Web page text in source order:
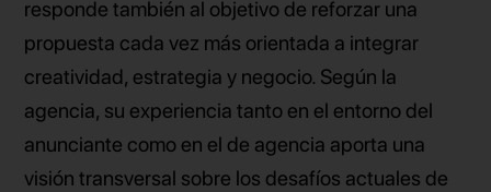
responde también al objetivo de reforzar una
propuesta cada vez más orientada a integrar
creatividad, estrategia y negocio. Según la
agencia, su experiencia tanto en el entorno del
anunciante como en el de agencia aporta una
visión transversal sobre los desafíos actuales de